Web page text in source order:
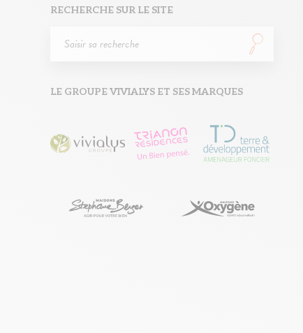
RECHERCHE SUR LE SITE
LE GROUPE VIVIALYS ET SES MARQUES